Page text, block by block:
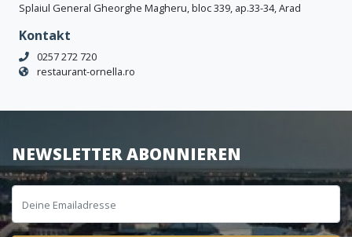
Splaiul General Gheorghe Magheru, bloc 339, ap.33-34, Arad
Kontakt
0257 272 720
restaurant-ornella.ro
NEWSLETTER ABONNIEREN